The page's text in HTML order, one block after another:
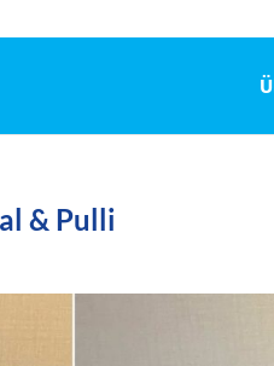
& Pulli